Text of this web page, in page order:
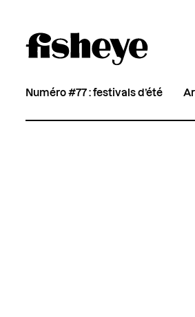
Numéro #77 : festivals d’été